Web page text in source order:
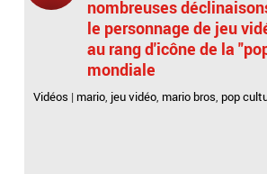
nombreuses
le personnage de jeu
au rang d'icône de la
mondiale
Vidéos | mario, jeu vidéo, mario bros, pop